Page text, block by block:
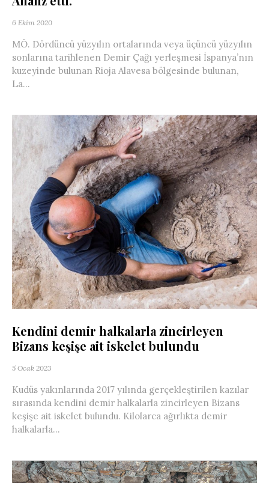
6 Ekim 2020
MÖ. Dördüncü yüzyılın ortalarında veya üçüncü yüzyılın
sonlarına tarihlenen Demir Çağı yerleşmesi İspanya’nın
kuzeyinde bulunan Rioja Alavesa bölgesinde bulunan,
La...
Kendini demir halkalarla zincirleyen
Bizans keşişe ait iskelet bulundu
5 Ocak 2023
Kudüs yakınlarında 2017 yılında gerçekleştirilen kazılar
sırasında kendini demir halkalarla zincirleyen Bizans
keşişe ait iskelet bulundu. Kilolarca ağırlıkta demir
halkalarla...